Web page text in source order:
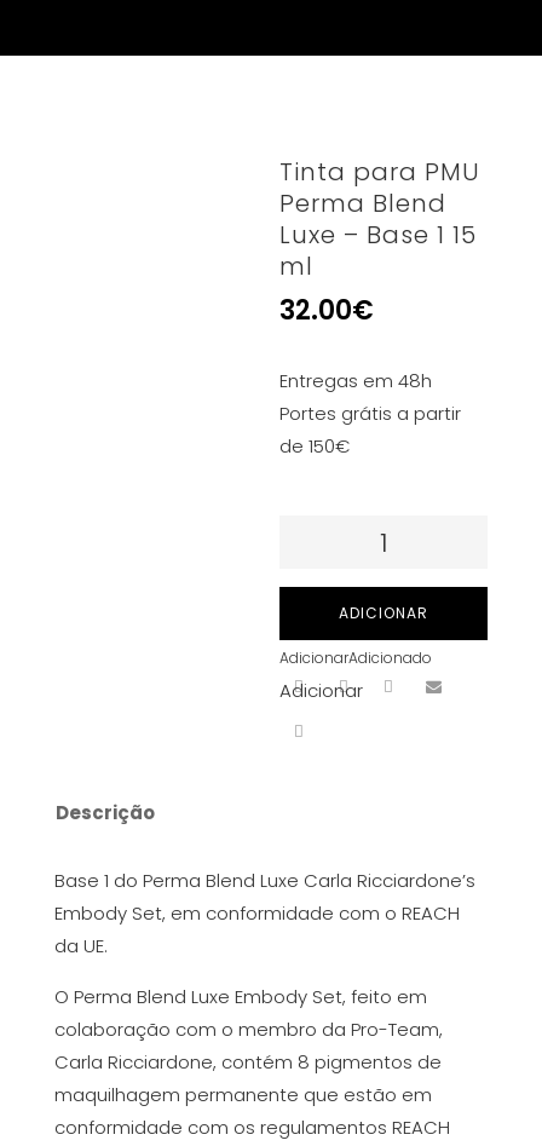
Tinta para PMU
Perma Blend
Luxe – Base 1 15
ml
32.00€
Entregas em 48h
Portes grátis a partir
de 150€
Quantidade
PMU
Perma
Blend
15
ml
ADICIONAR
AdicionarAdicionado
Adicionar
Descrição
Base 1 do Perma Blend Luxe Carla Ricciardone’s
Embody Set, em conformidade com o REACH
da UE.
O Perma Blend Luxe Embody Set, feito em
colaboração com o membro da Pro-Team,
Carla Ricciardone, contém 8 pigmentos de
maquilhagem permanente que estão em
conformidade com os regulamentos REACH